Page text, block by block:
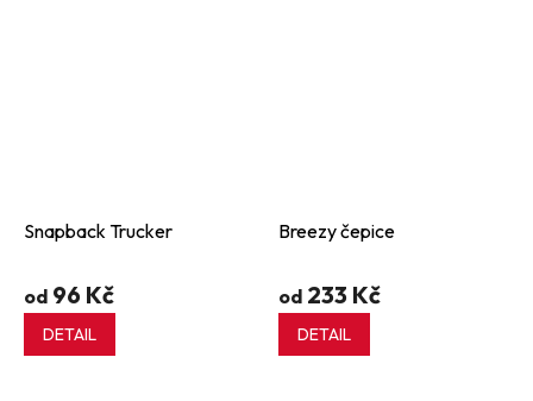
Snapback Trucker
od 96 Kč
DETAIL
Breezy čepice
od 233 Kč
DETAIL